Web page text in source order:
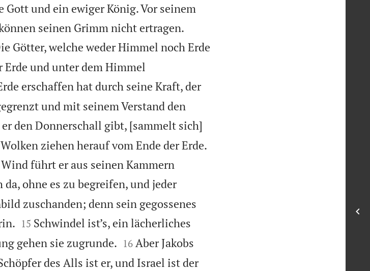
und ein ewiger König. Vor seinem
seinen Grimm nicht ertragen.
Götter, welche weder Himmel noch Erde
Erde und unter dem Himmel
erschaffen hat durch seine Kraft, der
und mit seinem Verstand den
er den Donnerschall gibt, [sammelt sich]
ziehen herauf vom Ende der Erde.
führt er aus seinen Kammern
ohne es zu begreifen, und jeder
zuschanden; denn sein gegossenes

15 Schwindel ist’s, ein lächerliches
gehen sie zugrunde.
16 Aber Jakobs
des Alls ist er, und Israel ist der